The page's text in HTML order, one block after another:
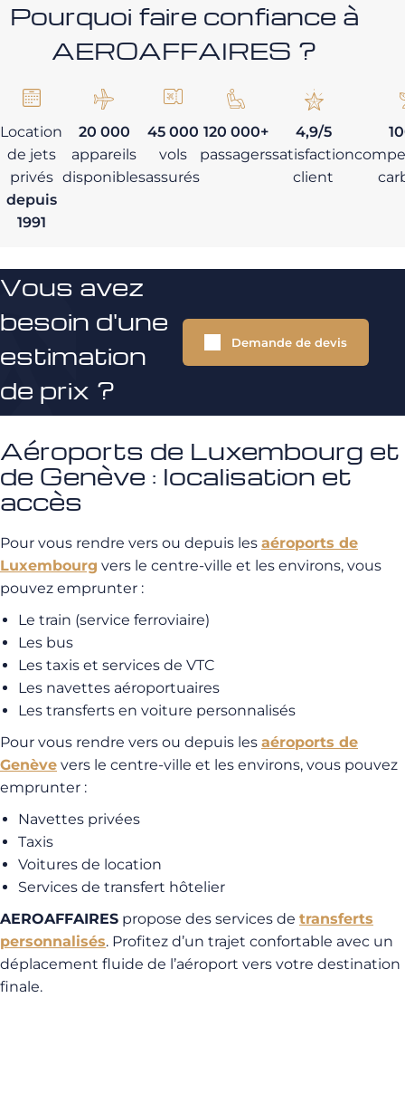
Pourquoi faire confiance à
AEROAFFAIRES ?
Location
de jets
privés
depuis
1991
20 000
appareils
disponibles
45 000
vols
assurés
120 000+
passagers
4,9/5
satisfaction
client
Vous avez
besoin d'une
estimation
de prix ?
Demande de devis
Aéroports de Luxembourg et
de Genève : localisation et
accès
Pour vous rendre vers ou depuis les aéroports de
Luxembourg vers le centre-ville et les environs, vous
pouvez emprunter :
Le train (service ferroviaire)
Les bus
Les taxis et services de VTC
Les navettes aéroportuaires
Les transferts en voiture personnalisés
Pour vous rendre vers ou depuis les aéroports de
Genève vers le centre-ville et les environs, vous pouvez
emprunter :
Navettes privées
Taxis
Voitures de location
Services de transfert hôtelier
AEROAFFAIRES propose des services de transferts
personnalisés. Profitez d’un trajet confortable avec un
déplacement fluide de l’aéroport vers votre destination
finale.